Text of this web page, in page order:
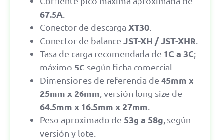
67.5A
Conector de descarga XT30
Conector de balance JST-XH / JST-XHR
Tasa de carga recomendada de 1C a 3C;
máximo 5C según ficha comercial.
Dimensiones de referencia de 45mm x
25mm x 26mm; versión long size de
64.5mm x 16.5mm x 27mm
Peso aproximado de 53g a 58g , según
versión y lote.